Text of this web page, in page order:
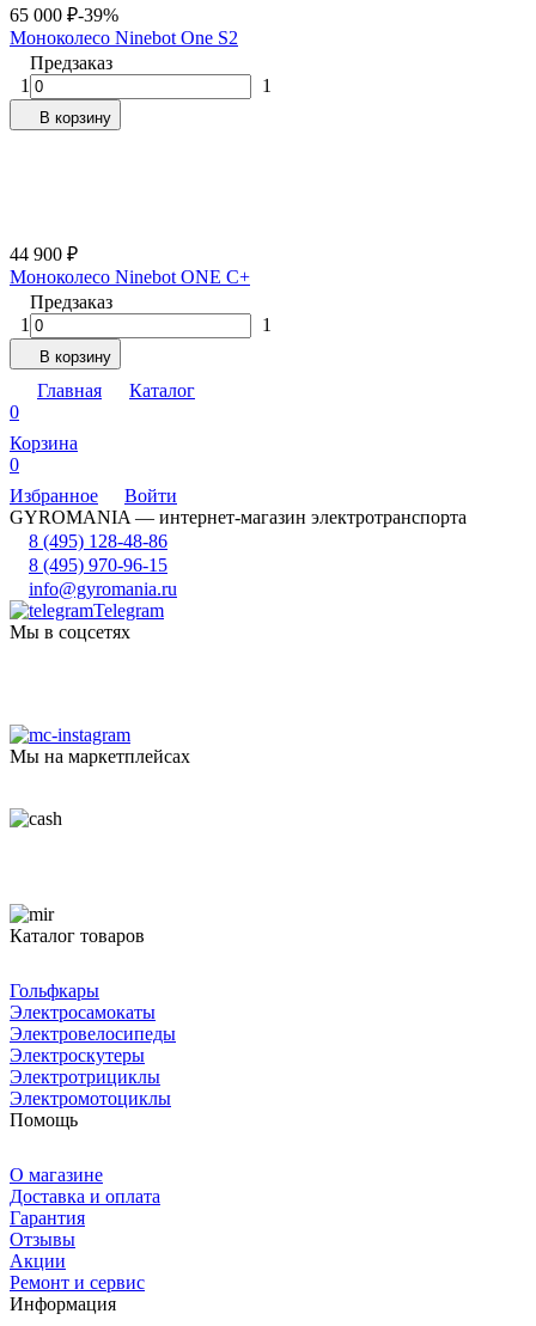
65 000 ₽-39%
Моноколесо Ninebot One S2
Предзаказ
1
1
В корзину
44 900 ₽
Моноколесо Ninebot ONE C+
Предзаказ
1
1
В корзину
Главная
Каталог
0
Корзина
0
Избранное
Войти
GYROMANIA — интернет-магазин электротранспорта
8 (495) 128-48-86
8 (495) 970-96-15
info@gyromania.ru
Telegram
Мы в соцсетях
Мы на маркетплейсах
Каталог товаров
Гольфкары
Электросамокаты
Электровелосипеды
Электроскутеры
Электротрициклы
Электромотоциклы
Помощь
О магазине
Доставка и оплата
Гарантия
Отзывы
Акции
Ремонт и сервис
Информация